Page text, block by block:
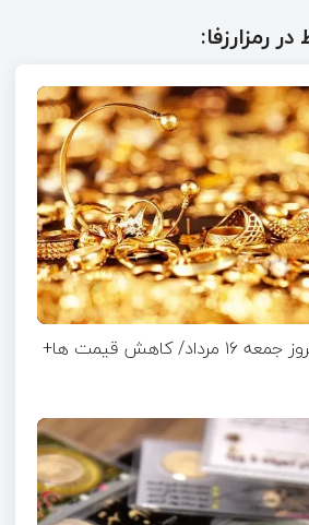
رمزارزفا:
قیمت طلا و سکه امروز جمعه ۱۶ مرداد/ کاهش قیمت ها+